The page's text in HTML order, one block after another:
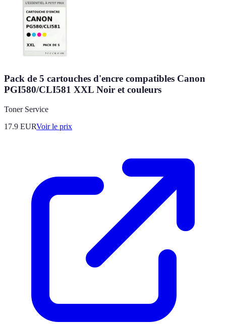
Pack de 5 cartouches d'encre compatibles Canon
PGI580/CLI581 XXL Noir et couleurs
Toner Service
17.9 EURVoir le prix